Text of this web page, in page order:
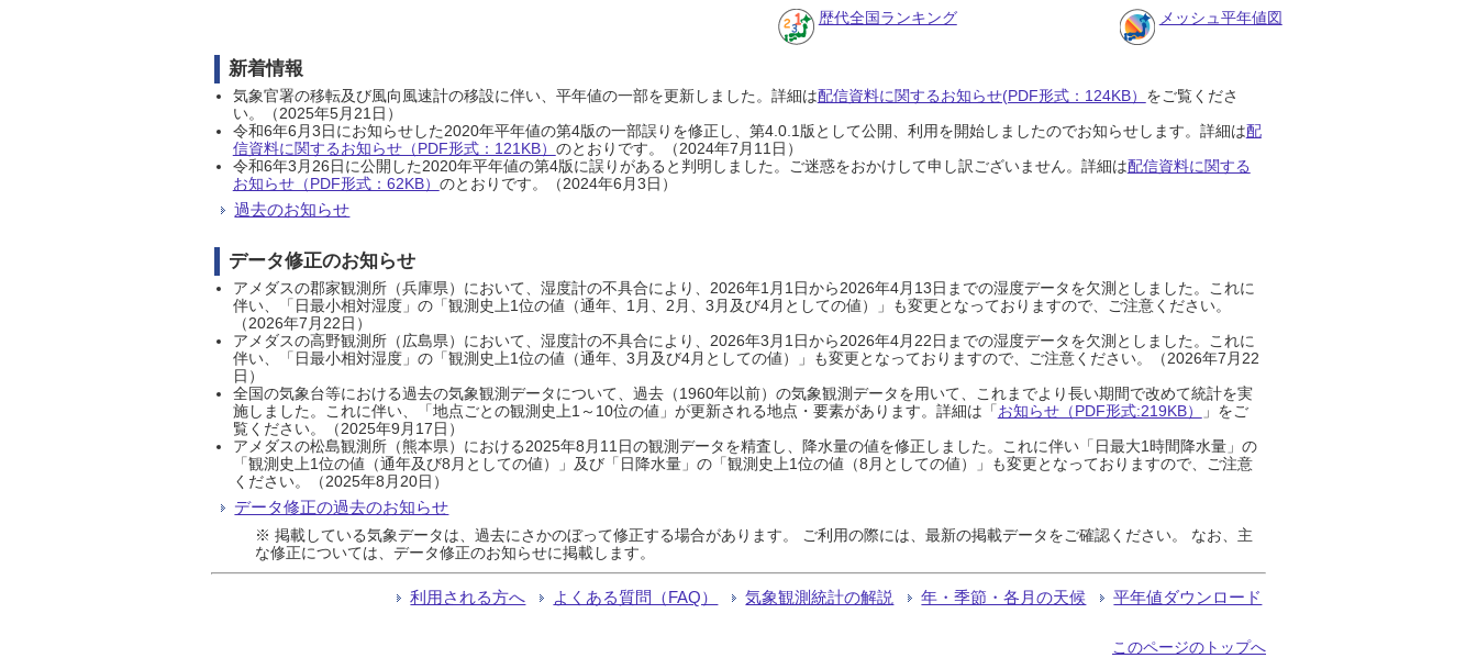
歴代全国ランキング メッシュ平年値図
新着情報
気象官署の移転及び風向風速計の移設に伴い、平年値の一部を更新しました。詳細は配信資料に関するお知らせ(PDF形式：124KB） をご覧くださ
い。（2025年5月21日）
令和6年6月3日にお知らせした2020年平年値の第4版の一部誤りを修正し、第4.0.1版として公開、利用を開始しましたのでお知らせします。詳細は配
信資料に関するお知らせ（PDF形式：121KB） のとおりです。（2024年7月11日）
令和6年3月26日に公開した2020年平年値の第4版に誤りがあると判明しました。ご迷惑をおかけして申し訳ございません。詳細は配信資料に関する
お知らせ（PDF形式：62KB） のとおりです。（2024年6月3日）
過去のお知らせ
データ修正のお知らせ
アメダスの郡家観測所（兵庫県）において、湿度計の不具合により、2026年1月1日から2026年4月13日までの湿度データを欠測としました。これに
伴い、「日最小相対湿度」の「観測史上1位の値（通年、1月、2月、3月及び4月としての値）」も変更となっておりますので、ご注意ください。
（2026年7月22日）
アメダスの高野観測所（広島県）において、湿度計の不具合により、2026年3月1日から2026年4月22日までの湿度データを欠測としました。これに
伴い、「日最小相対湿度」の「観測史上1位の値（通年、3月及び4月としての値）」も変更となっておりますので、ご注意ください。（2026年7月22
日）
全国の気象台等における過去の気象観測データについて、過去（1960年以前）の気象観測データを用いて、これまでより長い期間で改めて統計を実
施しました。これに伴い、「地点ごとの観測史上1～10位の値」が更新される地点・要素があります。詳細は「お知らせ（PDF形式:219KB）
」をご
覧ください。（2025年9月17日）
アメダスの松島観測所（熊本県）における2025年8月11日の観測データを精査し、降水量の値を修正しました。これに伴い「日最大1時間降水量」の
「観測史上1位の値（通年及び8月としての値）」及び「日降水量」の「観測史上1位の値（8月としての値）」も変更となっておりますので、ご注意
ください。（2025年8月20日）
データ修正の過去のお知らせ
※ 掲載している気象データは、過去にさかのぼって修正する場合があります。 ご利用の際には、最新の掲載データをご確認ください。 なお、主
な修正については、データ修正のお知らせに掲載します。
利用される方へ よくある質問（FAQ） 気象観測統計の解説 年・季節・各月の天候 平年値ダウンロード
このページのトップへ